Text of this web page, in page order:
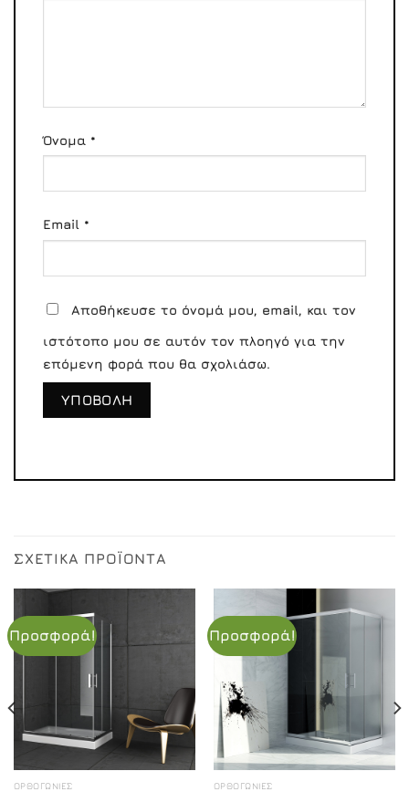
Όνομα *
Email *
Αποθήκευσε το όνομά μου, email, και τον
ιστότοπο μου σε αυτόν τον πλοηγό για την
επόμενη φορά που θα σχολιάσω.
ΣΧΕΤΙΚΆ ΠΡΟΪΌΝΤΑ
Προσφορά!
ΟΡΘΟΓΏΝΙΕΣ
Προσφορά!
ΟΡΘΟΓΏΝΙΕΣ